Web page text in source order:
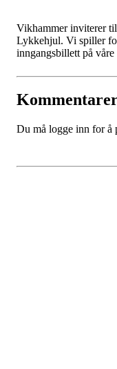
Vikhammer inviterer
Lykkehjul. Vi spiller
inngangsbillett på
Du må logge inn for å